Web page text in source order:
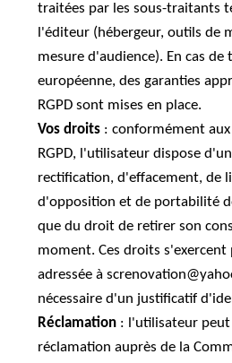
traitées par les sous-traitants
l'éditeur (hébergeur, outils de
mesure d'audience). En cas
européenne, des garanties
RGPD sont mises en place.
Vos droits : conformément
RGPD, l'utilisateur dispose
rectification, d'effacement, de
d'opposition et de portabilité
que du droit de retirer son
moment. Ces droits s'exercent
adressée à
nécessaire d'un justificatif
Réclamation : l'utilisateur
réclamation auprès de la